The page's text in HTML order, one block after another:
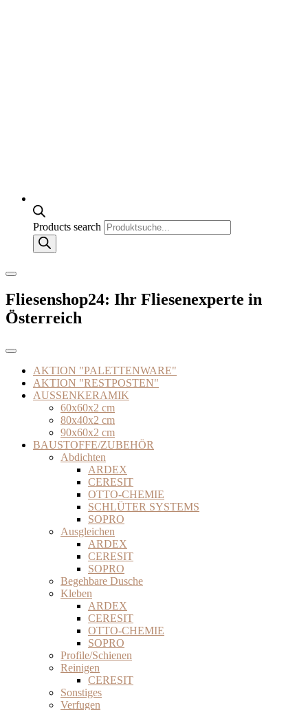
Products search
Fliesenshop24: Ihr Fliesenexperte in
Österreich
AKTION "PALETTENWARE"
AKTION "RESTPOSTEN"
AUSSENKERAMIK
60x60x2 cm
80x40x2 cm
90x60x2 cm
BAUSTOFFE/ZUBEHÖR
Abdichten
ARDEX
CERESIT
OTTO-CHEMIE
SCHLÜTER SYSTEMS
SOPRO
Ausgleichen
ARDEX
CERESIT
SOPRO
Begehbare Dusche
Kleben
ARDEX
CERESIT
OTTO-CHEMIE
SOPRO
Profile/Schienen
Reinigen
CERESIT
Sonstiges
Verfugen